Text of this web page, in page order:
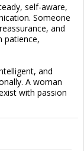
self-aware,
Someone
and
patience,
and
A woman
with passion